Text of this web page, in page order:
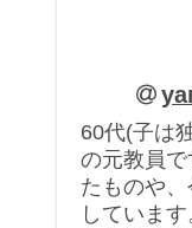
60代(子は
の元教員
たものや
していま